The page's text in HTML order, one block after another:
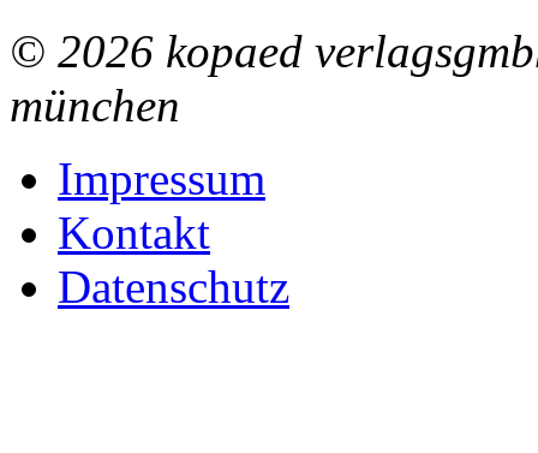
© 2026 kopaed
münchen
Impressum
Kontakt
Datenschutz